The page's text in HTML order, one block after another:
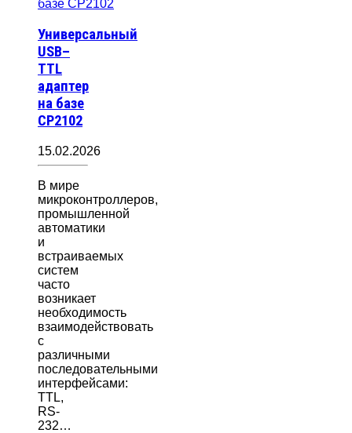
Универсальный
USB–
TTL
адаптер
на базе
CP2102
15.02.2026
В мире
микроконтроллеров,
промышленной
автоматики
и
встраиваемых
систем
часто
возникает
необходимость
взаимодействовать
с
различными
последовательными
интерфейсами:
TTL,
RS-
232…